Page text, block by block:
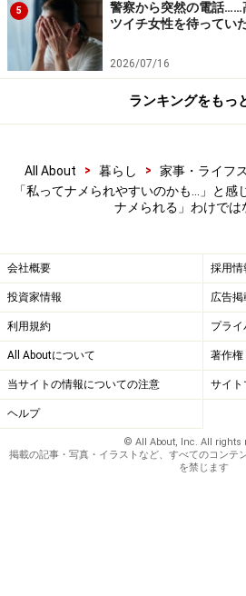
また、「話し方」「声の出し方
ます。いくらいいことを言ってい
話し方ではナメられてしまう可
す。話し方の工夫をしたり、話
て、改善した方がいい場合もあり
ビジネスシーンなどでは、自分よ
ナメてくる人もいます。「年齢
うがなく、どうすることもできま
い、実力を認めさせるしかないで
「人をナメる人間」の方
が多い
そもそも、人格が磨かれている
る」ということはしません。どん
であれ、表面的な要素では判断
重します。それができない人とい
5
警察から突然の電話……
ツイチ女性を待ってい
2026/07/16
ランキングをもっ
All About > 暮らし > 家事・ライフ
「私ってナメられやすいのかも…」と感
ナメられる」わけでは
会社概要 採用情
投資家情報 広告掲
利用規約 プラ
All Aboutについて 著作権
当サイトの情報についての注意 サイト
ヘルプ
© All About, Inc. All rights
掲載の記事・写真・イラストなど、すべてのコンテ
を禁じます